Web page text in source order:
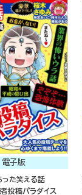
電子版
った笑える話
稿パラダイス